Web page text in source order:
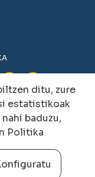
ditu, zure
estatistikoak
baduzu,
Politika